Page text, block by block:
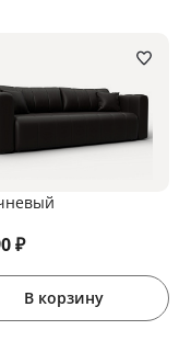
₽
В корзину